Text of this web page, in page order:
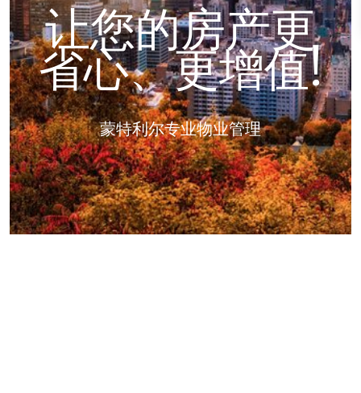
让您的房产更
省心、更增值!
蒙特利尔专业物业管理